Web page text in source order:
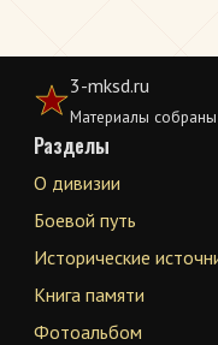
3-mksd.ru
Материалы
Разделы
О дивизии
Боевой путь
Исторические
Книга памяти
Фотоальбом